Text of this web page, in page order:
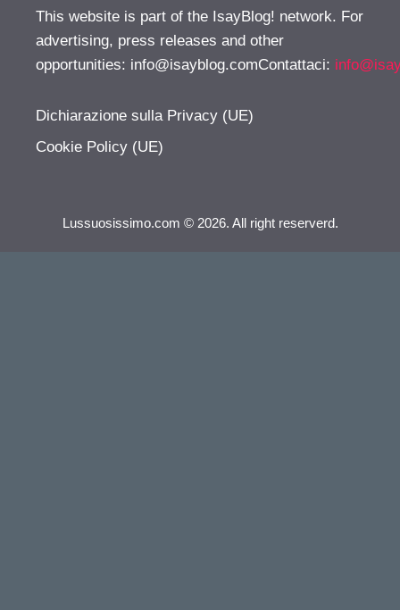
This website is part of the IsayBlog! network. For
advertising, press releases and other
opportunities: info@isayblog.comContattaci:
Dichiarazione sulla Privacy (UE)
Cookie Policy (UE)
Lussuosissimo.com © 2026. All right reserverd.